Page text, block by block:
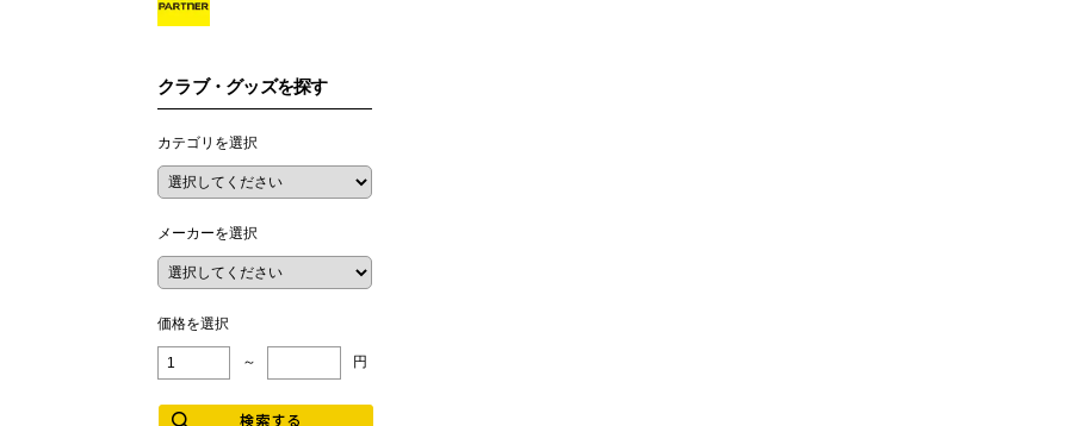
クラブ・グッズを探す
カテゴリを選択
メーカーを選択
価格を選択
～ 円